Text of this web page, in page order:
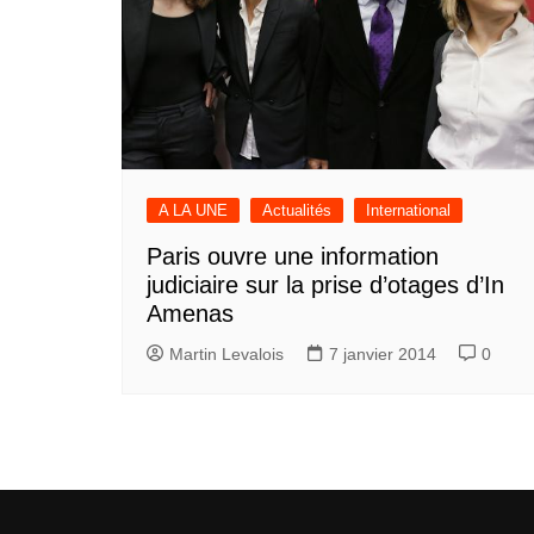
A LA UNE Actualités International
Paris ouvre une information
judiciaire sur la prise d’otages d’In
Amenas
Martin Levalois 7 janvier 2014 0